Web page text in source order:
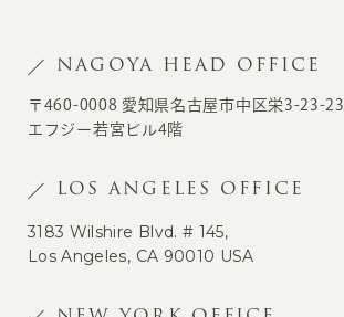
NAGOYA HEAD OFFICE
〒460-0008 愛知県名古屋市中区栄3-23-23
エフジー若宮ビル4階
LOS ANGELES OFFICE
3183 Wilshire Blvd. # 145,
Los Angeles, CA 90010 USA